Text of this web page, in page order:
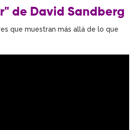
de David Sandberg
que muestran más allá de lo que